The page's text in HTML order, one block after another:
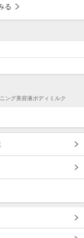
る
ング美容液ボディミルク